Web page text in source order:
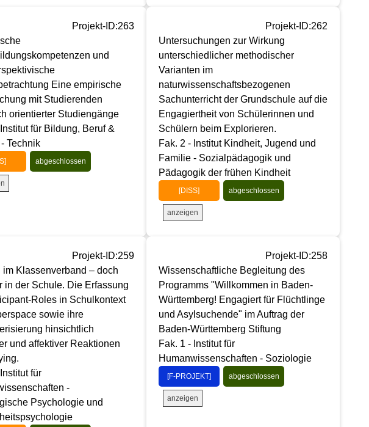
Projekt-ID:263
und
Eine empirische
mit Studierenden
orientierter Studiengänge
für Bildung, Beruf &
Technik
abgeschlossen
Projekt-ID:262
Untersuchungen zur Wirkung
unterschiedlicher methodischer
Varianten im
naturwissenschaftsbezogenen
Sachunterricht der Grundschule auf die
Engagiertheit von Schülerinnen und
Schülern beim Explorieren.
Fak. 2 - Institut Kindheit, Jugend und
Familie - Sozialpädagogik und
Pädagogik der frühen Kindheit
[DISS] abgeschlossen
anzeigen
Projekt-ID:259
im Klassenverband – doch
in der Schule. Die Erfassung
Roles in Schulkontext
sowie ihre
hinsichtlich
und affektiver Reaktionen
für
-
Psychologie und
Projekt-ID:258
Wissenschaftliche Begleitung des
Programms "Willkommen in Baden-
Württemberg! Engagiert für Flüchtlinge
und Asylsuchende" im Auftrag der
Baden-Württemberg Stiftung
Fak. 1 - Institut für
Humanwissenschaften - Soziologie
[F-PROJEKT] abgeschlossen
anzeigen